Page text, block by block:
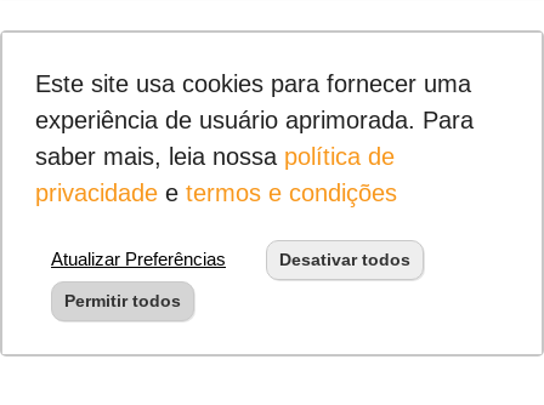
Este site usa cookies para fornecer uma
experiência de usuário aprimorada. Para
saber mais, leia nossa política de
privacidadee termos e condições
Atualizar Preferências Desativar todos
Permitir todos